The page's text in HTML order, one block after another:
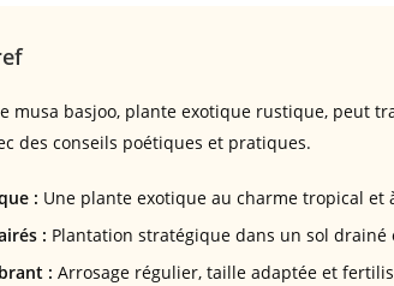
musa basjoo, plante exotique rustique, peut
des conseils poétiques et pratiques.
: Une plante exotique au charme tropical
: Plantation stratégique dans un sol
: Arrosage régulier, taille adaptée et